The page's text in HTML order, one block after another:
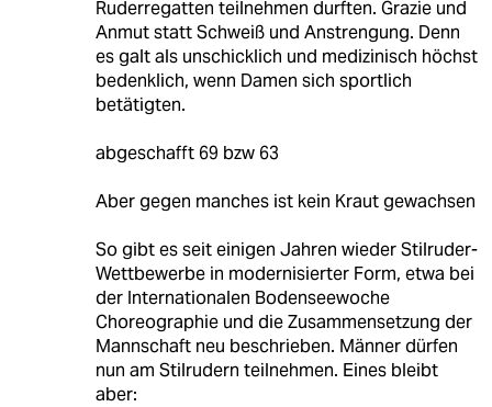
Ruderregatten teilnehmen durften. Grazie und
Anmut statt Schweiß und Anstrengung. Denn
es galt als unschicklich und medizinisch höchst
bedenklich, wenn Damen sich sportlich
betätigten.
abgeschafft 69 bzw 63
Aber gegen manches ist kein Kraut gewachsen
So gibt es seit einigen Jahren wieder Stilruder-
Wettbewerbe in modernisierter Form, etwa bei
der Internationalen Bodenseewoche
Choreographie und die Zusammensetzung der
Mannschaft neu beschrieben. Männer dürfen
nun am Stilrudern teilnehmen. Eines bleibt
aber: